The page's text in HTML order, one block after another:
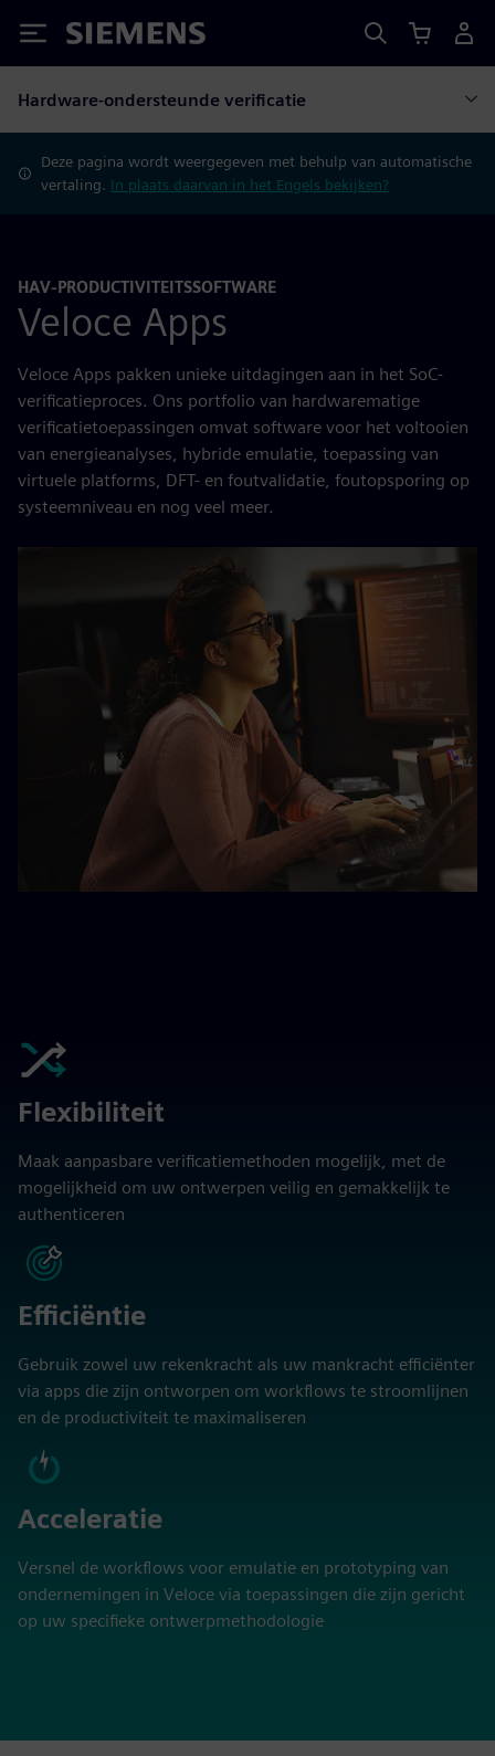
Siemens
Hardware-ondersteunde verificatie
Deze pagina wordt weergegeven met behulp van automatische
vertaling. In plaats daarvan in het Engels bekijken?
HAV-PRODUCTIVITEITSSOFTWARE
Veloce Apps
Veloce Apps pakken unieke uitdagingen aan in het SoC-
verificatieproces. Ons portfolio van hardwarematige
verificatietoepassingen omvat software voor het voltooien
van energieanalyses, hybride emulatie, toepassing van
virtuele platforms, DFT- en foutvalidatie, foutopsporing op
systeemniveau en nog veel meer.
Flexibiliteit
Maak aanpasbare verificatiemethoden mogelijk, met de
mogelijkheid om uw ontwerpen veilig en gemakkelijk te
authenticeren
Efficiëntie
Gebruik zowel uw rekenkracht als uw mankracht efficiënter
via apps die zijn ontworpen om workflows te stroomlijnen
en de productiviteit te maximaliseren
Acceleratie
Versnel de workflows voor emulatie en prototyping van
ondernemingen in Veloce via toepassingen die zijn gericht
op uw specifieke ontwerpmethodologie